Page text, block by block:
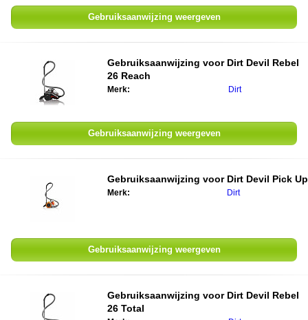
Gebruiksaanwijzing weergeven
Gebruiksaanwijzing voor Dirt Devil Rebel
26 Reach
Merk: Dirt
Gebruiksaanwijzing weergeven
Gebruiksaanwijzing voor Dirt Devil Pick Up
Merk: Dirt
Gebruiksaanwijzing weergeven
Gebruiksaanwijzing voor Dirt Devil Rebel
26 Total